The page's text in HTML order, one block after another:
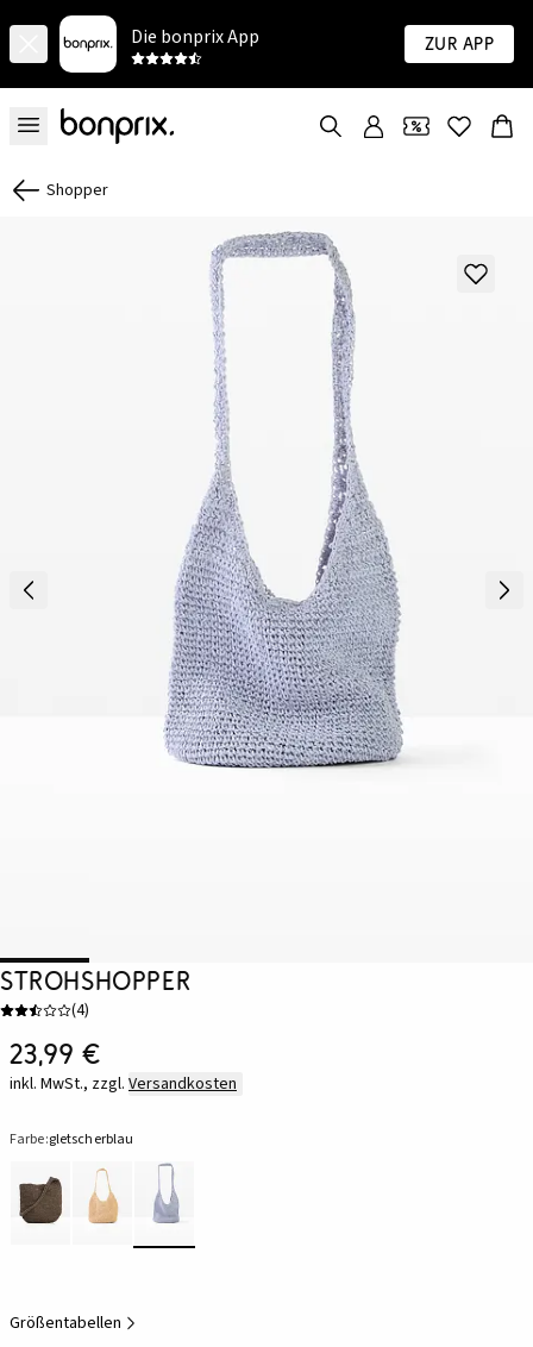
Die bonprix App Zur App
Shopper
Strohshopper
(4)
23,99 €
inkl. MwSt., zzgl. Versandkosten
Farbe:gletscherblau
Größentabellen